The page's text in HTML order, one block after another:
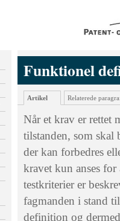
Funktionel
Artikel Relaterede
Når et krav er rettet
tilstanden, som skal
der kan forbedres
kravet kun anses
testkriterier er
fagman­den i stand
definition og